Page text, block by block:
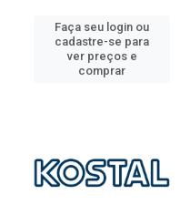
Faça seu login ou
cadastre-se para
ver preços e
comprar